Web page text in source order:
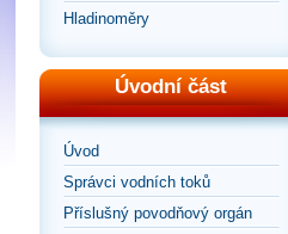
Hladinoměry
Úvodní část
Úvod
Správci vodních toků
Příslušný povodňový orgán